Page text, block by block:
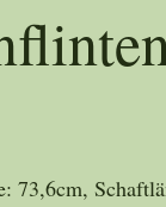
73,6cm,